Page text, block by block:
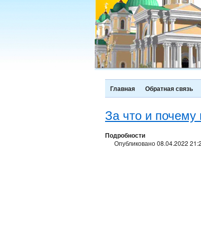
Главная Обратная связь
За что и почему
Подробности
Опубликовано 08.04.2022